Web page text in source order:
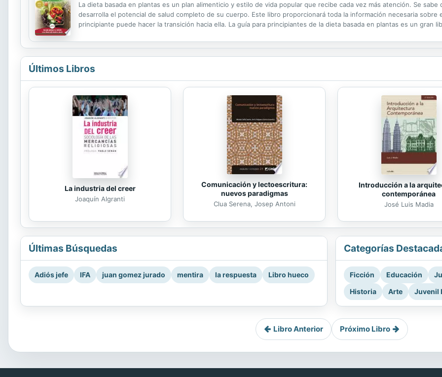
La dieta basada en plantas es un plan alimenticio y estilo de vida popular que recibe cada vez más atención. Se
desarrolla el potencial de salud completo de su cuerpo. Este libro proporcionará toda la información necesaria
principiante puede hacer la transición hacia ella. La guía para principiantes de la dieta basada en plantas es un gran
Últimos Libros
La industria del creer
Joaquín Algranti
Comunicación y lectoescritura:
nuevos paradigmas
Clua Serena, Josep Antoni
Introducción a la
contemporánea
José Luis Madia
Últimas Búsquedas
Adiós jefe IFA juan gomez jurado mentira la respuesta Libro hueco
Categorías
Ficción Educación
Historia
Arte Juvenil
Libro Anterior Próximo Libro